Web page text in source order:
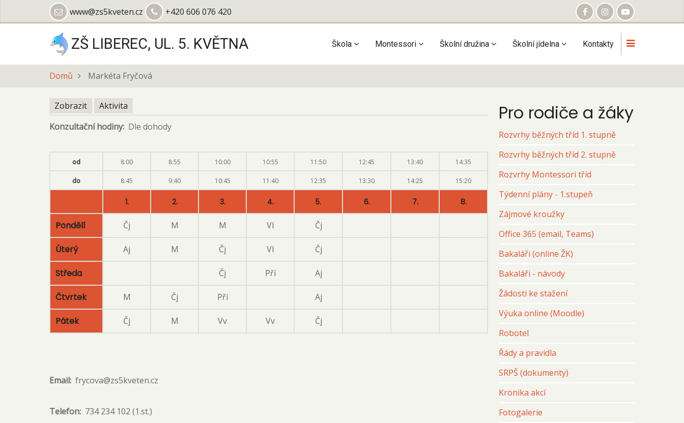
www@zs5kveten.cz +420 606 076 420
ZŠ LIBEREC, UL. 5. KVĚTNA
Main
navigation
Škola Montessori Školní družina Školní jídelna Kontakty
Domů Markéta Fryčová
Hlavní
záložky
Zobrazit(aktivní
záložka)
Aktivita
Konzultační hodiny Dle dohody
od 8:00 8:55 10:00 10:55 11:50 12:45 13:40 14:35
do 8:45 9:40 10:45 11:40 12:35 13:30 14:25 15:20
1. 2. 3. 4. 5. 6. 7. 8.
Pondělí Čj M M Vl Čj
Úterý Aj M Čj Vl Čj
Středa Čj Pří Aj
Čtvrtek M Čj Pří Aj
Pátek Čj M Vv Vv Čj
Email frycova@zs5kveten.cz
Telefon 734 234 102 (1.st.)
Pro rodiče a žáky
Rozvrhy běžných tříd 1. stupně
Rozvrhy běžných tříd 2. stupně
Rozvrhy Montessori tříd
Týdenní plány - 1.stupeň
Zájmové kroužky
Office 365 (email, Teams)
Bakaláři (online ŽK)
Bakaláři - návody
Žádosti ke stažení
Výuka online (Moodle)
Robotel
Řády a pravidla
SRPŠ (dokumenty)
Kronika akcí
Fotogalerie